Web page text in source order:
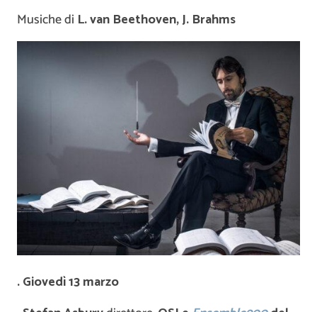
Musiche di L. van Beethoven, J. Brahms
. Giovedì 13 marzo